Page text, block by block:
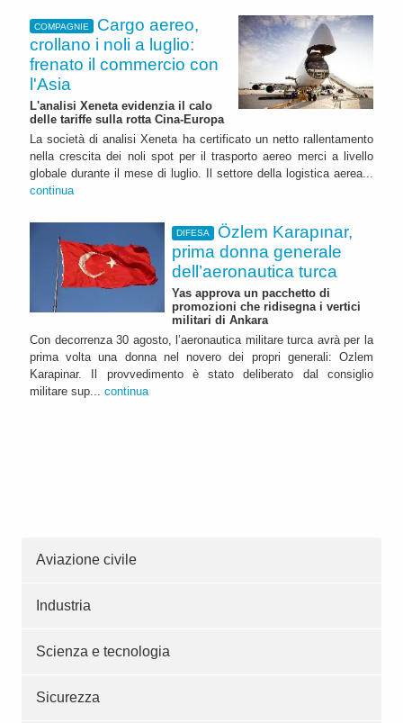
COMPAGNIE
Cargo aereo,
crollano i noli a luglio:
frenato il commercio con
l'Asia
L'analisi Xeneta evidenzia il calo
delle tariffe sulla rotta Cina-Europa
La società di analisi Xeneta ha certificato un netto rallentamento
nella crescita dei noli spot per il trasporto aereo merci a livello
globale durante il mese di luglio. Il settore della logistica aerea...
continua
DIFESA
Özlem Karapınar,
prima donna generale
dell’aeronautica turca
Yas approva un pacchetto di
promozioni che ridisegna i vertici
militari di Ankara
Con decorrenza 30 agosto, l’aeronautica militare turca avrà per la
prima volta una donna nel novero dei propri generali: Ozlem
Karapinar. Il provvedimento è stato deliberato dal consiglio
militare sup... continua
Aviazione civile
Industria
Scienza e tecnologia
Sicurezza